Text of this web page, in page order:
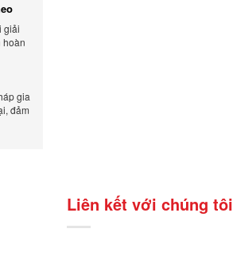
giải
hoàn
gia
đảm
Liên kết với chúng tôi